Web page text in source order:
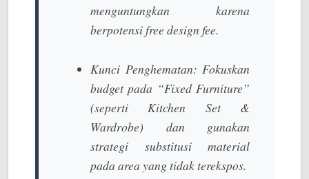
menguntungkan karena
berpotensifree design fee.
Kunci Penghematan: Fokuskan
budget pada “Fixed Furniture”
(seperti Kitchen Set &
Wardrobe) dan gunakan
strategi substitusi material
pada area yang tidak terekspos.